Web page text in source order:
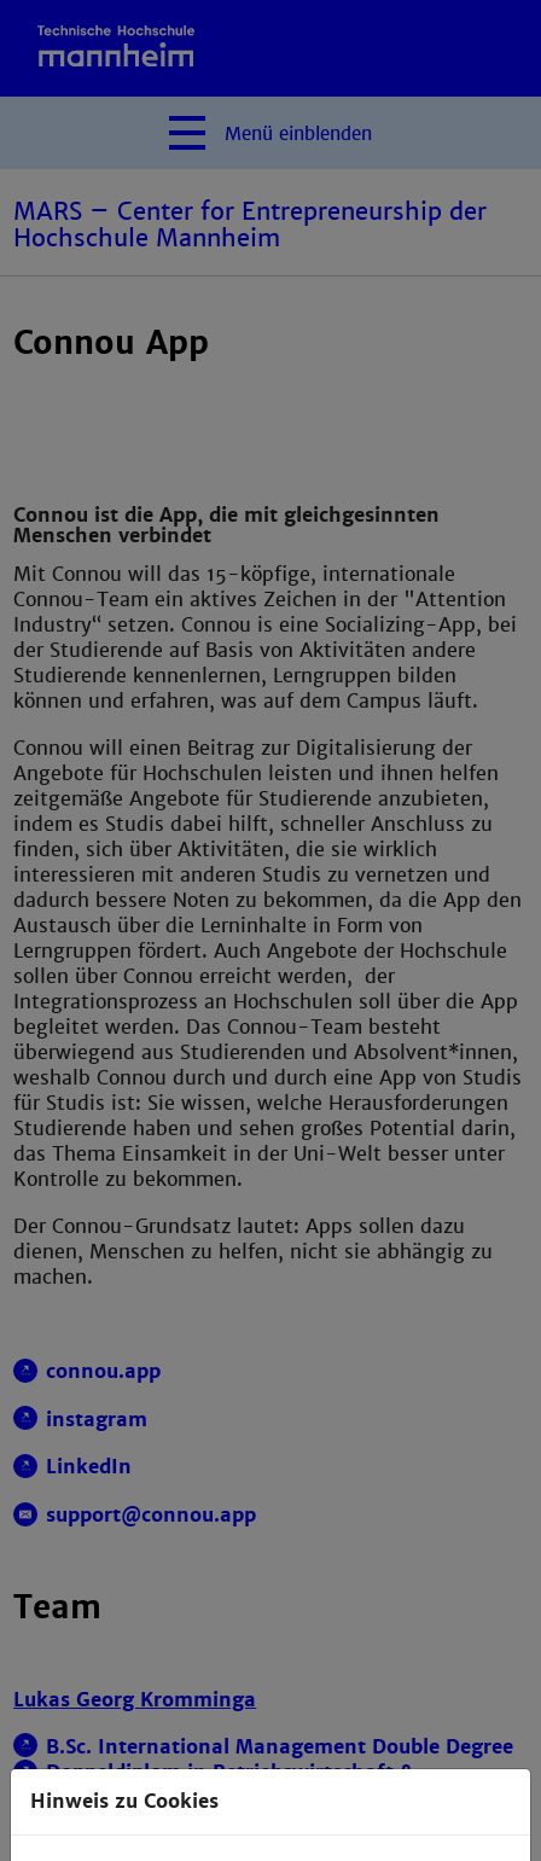
Menü einblenden
MARS – Center for Entrepreneurship der
Hochschule Mannheim
Connou App
Connou ist die App, die mit gleichgesinnten
Menschen verbindet
Mit Connou will das 15-köpfige, internationale
Connou-Team ein aktives Zeichen in der "Attention
Industry“ setzen. Connou is eine Socializing-App, bei
der Studierende auf Basis von Aktivitäten andere
Studierende kennenlernen, Lerngruppen bilden
können und erfahren, was auf dem Campus läuft.
Connou will einen Beitrag zur Digitalisierung der
Angebote für Hochschulen leisten und ihnen helfen
zeitgemäße Angebote für Studierende anzubieten,
indem es Studis dabei hilft, schneller Anschluss zu
finden, sich über Aktivitäten, die sie wirklich
interessieren mit anderen Studis zu vernetzen und
dadurch bessere Noten zu bekommen, da die App den
Austausch über die Lerninhalte in Form von
Lerngruppen fördert. Auch Angebote der Hochschule
sollen über Connou erreicht werden, der
Integrationsprozess an Hochschulen soll über die App
begleitet werden. Das Connou-Team besteht
überwiegend aus Studierenden und Absolvent*innen,
weshalb Connou durch und durch eine App von Studis
für Studis ist: Sie wissen, welche Herausforderungen
Studierende haben und sehen großes Potential darin,
das Thema Einsamkeit in der Uni-Welt besser unter
Kontrolle zu bekommen.
Der Connou-Grundsatz lautet: Apps sollen dazu
dienen, Menschen zu helfen, nicht sie abhängig zu
machen.
connou.app
instagram
LinkedIn
support@connou.app
Team
Lukas Georg Kromminga
B.Sc. International Management Double Degree
Doppeldiplom in Betriebswirtschaft &
Management und Wirtschaftsanalyse/Business
Hinweis zu Cookies